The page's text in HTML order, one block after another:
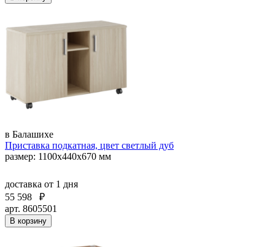
в Балашихе
Приставка подкатная, цвет светлый дуб
размер: 1100x440x670 мм
доставка от 1 дня
55 598
₽
арт. 8605501
В корзину